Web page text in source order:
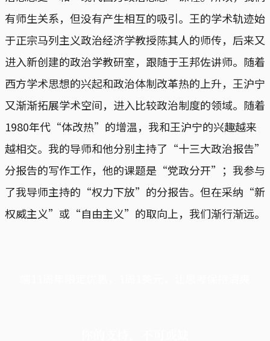
有师生关系，但没有产生相互的吸引。王的学术轨迹始
于正宗马列主义政治经济学教授陈其人的师传，后来又
进入新创建的政治学教研室，跟随于王邦佐讲师。随着
西方学术思想的兴起和政治体制改革热的上升，王沪宁
又渐渐拓展学术空间，进入比较政治制度的领域。随着
1980年代“体改热”的增温，我和王沪宁的兴趣越来
越相交。我的导师和他分别主持了“十三大政治报告”
分报告的写作工作，他的课题是“党政分开”；我参与
了我导师主持的“权力下放”的分报告。但在采纳“新
权威主义”或“自由主义”的取向上，我们渐行渐远。